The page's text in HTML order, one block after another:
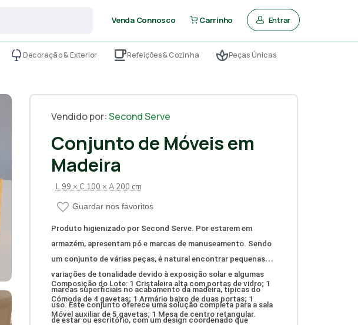
Venda Connosco Carrinho Entrar
Decoração & Exterior Refeições & Cozinha Peças Únicas
Vendido por:Second Serve
Conjunto de Móveis em
Madeira
L 99 × C 100 × A 200 cm
Guardar nos favoritos
Produto higienizado por Second Serve. Por estarem em
armazém, apresentam pó e marcas de manuseamento. Sendo
um conjunto de várias peças, é natural encontrar pequenas
variações de tonalidade devido à exposição solar e algumas
marcas superficiais no acabamento da madeira, típicas do
uso. Este conjunto oferece uma solução completa para a sala
de estar ou escritório, com um design coordenado que
Composição do Lote: 1 Cristaleira alta com portas de vidro; 1
Cómoda de 4 gavetas; 1 Armário baixo de duas portas; 1
Móvel auxiliar de 5 gavetas; 1 Mesa de centro retangular.